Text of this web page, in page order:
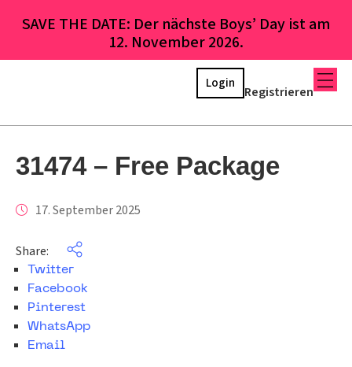
SAVE THE DATE: Der nächste Boys’ Day ist am
12. November 2026.
Registrieren
Login
31474 – Free Package
17. September 2025
Share:
Twitter
Facebook
Pinterest
WhatsApp
Email